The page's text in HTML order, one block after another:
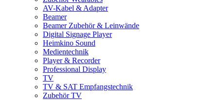
AV-Kabel & Adapter
Beamer
Beamer Zubehör & Leinwände
Digital Signage Player
Heimkino Sound
Medientechnik
Player & Recorder
Professional Display
TV
TV & SAT Empfangstechnik
Zubehör TV